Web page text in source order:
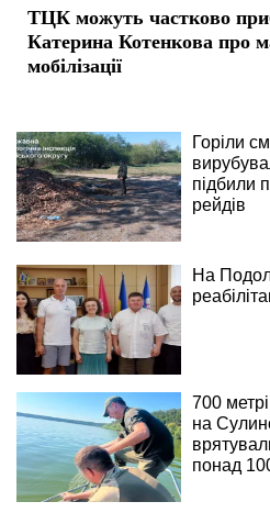
ТЦК можуть частково
Катерина Котенкова про
мобілізації
Горіли
підбили
рейдів
На
700
на
понад